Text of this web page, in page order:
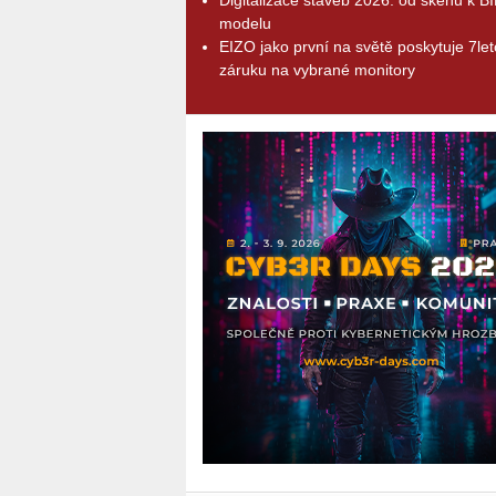
modelu
EIZO jako první na světě poskytuje
záruku na vybrané monitory